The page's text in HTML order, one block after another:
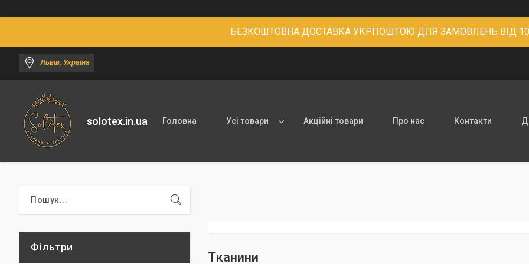
БЕЗКОШТОВНА ДОСТАВКА УКРПОШТОЮ ДЛЯ ЗАМОВЛЕНЬ ВІД
Львів, Україна
solotex.in.ua Головна Усі товари Акційні товари Про нас Контакти
Тканини
Фільтри